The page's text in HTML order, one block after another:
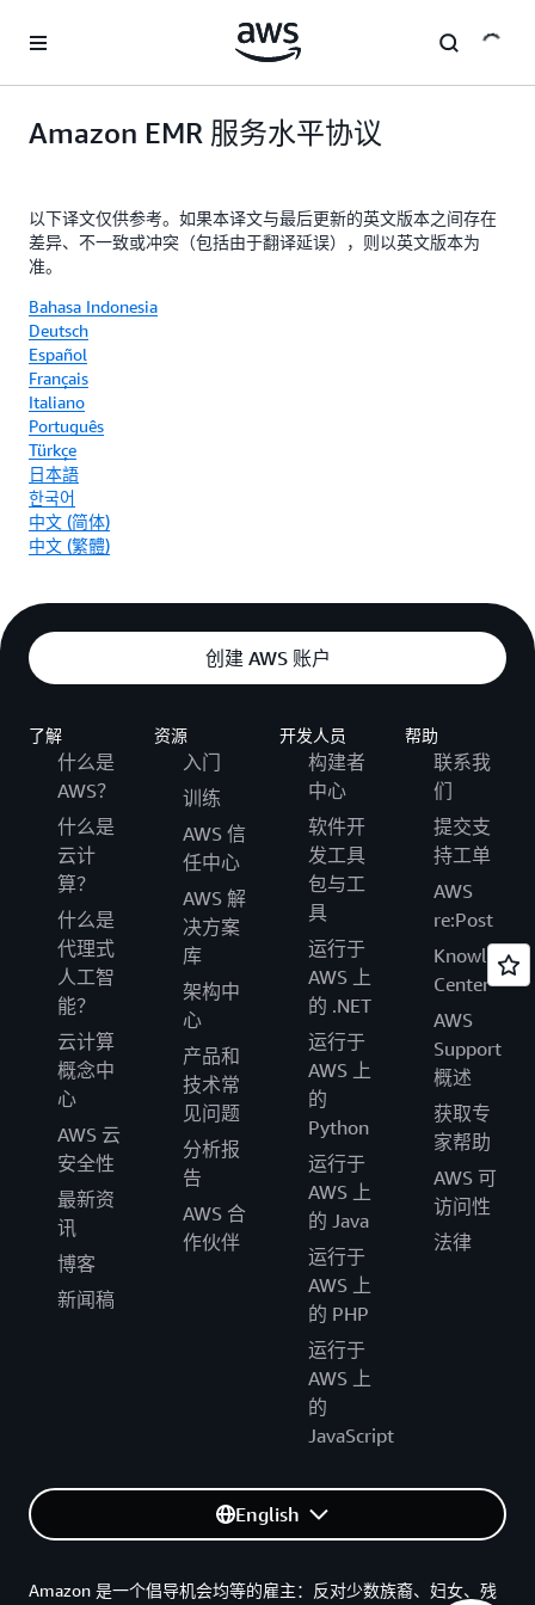
Amazon EMR 服务水平协议
以下译文仅供参考。如果本译文与最后更新的英文版本之间存在
差异、不一致或冲突（包括由于翻译延误），则以英文版本为
准。
Bahasa Indonesia
Deutsch
Español
Français
Italiano
Português
Türkçe
日本語
한국어
中文 (简体)
中文 (繁體)
创建 AWS 账户
了解
什么是
AWS？
什么是
云计
算？
什么是
代理式
人工智
能？
云计算
概念中
心
AWS 云
安全性
最新资
讯
博客
新闻稿
资源
入门
训练
AWS 信
任中心
AWS 解
决方案
库
架构中
心
产品和
技术常
见问题
分析报
告
AWS 合
作伙伴
开发人员
构建者
中心
软件开
发工具
包与工
具
运行于
AWS 上
的 .NET
运行于
AWS 上
的
Python
运行于
AWS 上
的 Java
运行于
AWS 上
的 PHP
运行于
AWS 上
的
JavaScript
帮助
联系我
们
提交支
持工单
AWS
re:Post
Knowledge
Center
AWS
Support
概述
获取专
家帮助
AWS 可
访问性
法律
English
Amazon 是一个倡导机会均等的雇主：反对少数族裔、妇女、残